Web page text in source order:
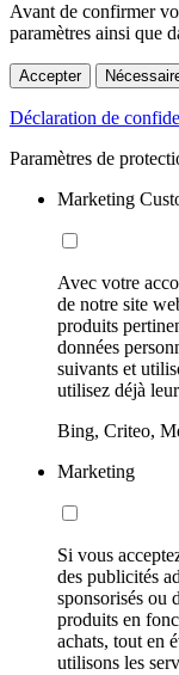
Avant de confirmer
paramètres ainsi que
Accepter
Déclaration de
Paramètres de
Marketing
Avec votre
de notre site
produits
données
suivants et
utilisez déjà
Bing, Criteo,
Marketing
Si vous
des publicités
sponsorisés ou
produits en
achats, tout en
utilisons les